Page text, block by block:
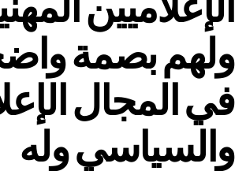
ولهم بصمة
في المجال
والسياسي وله